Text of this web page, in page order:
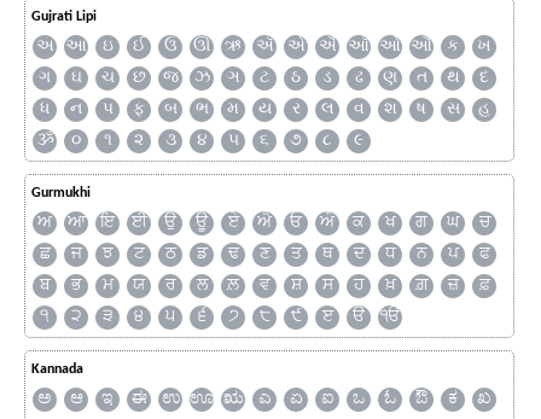
Gujrati Lipi
અ આ ઇ ઈ ઉ ઊ ઋ ઍ એ ઐ ઑ ઓ ઔ ક
ખ
ગ
ઘ ચ છ જ ઝ ઞ ટ ઠ ડ ઢ ણ ત થ
દ
ધ
ન પ ફ બ ભ મ ય ર લ વ શ ષ સ
હ
ૐ
૦ ૧ ૨ ૩ ૪ ૫ ૬ ૭ ૮ ૯
Gurmukhi
ਅ ਆ ਇ ਈ ਉ ਊ ਏ ਐ ਓ ਔ ਕ ਖ ਗ ਘ
ਚ
ਛ
ਜ ਝ ਟ ਠ ਡ ਢ ਣ ਤ ਥ ਦ ਧ ਨ ਪ
ਫ
ਬ
ਭ ਮ ਯ ਰ ਲ ਲ਼ ਵ ਸ਼ ਸ ਹ ਖ਼ ਗ਼ ਜ਼
ਫ਼
੧
੨ ੩ ੪ ੫ ੬ ੭ ੮ ੯ ੲ ੳ ੴ
Kannada
ಅ ಆ ಇ ಈ ಉ ಊ ಋ ಎ ಏ ಐ ಒ ಓ ಔ ಕ
ಖ